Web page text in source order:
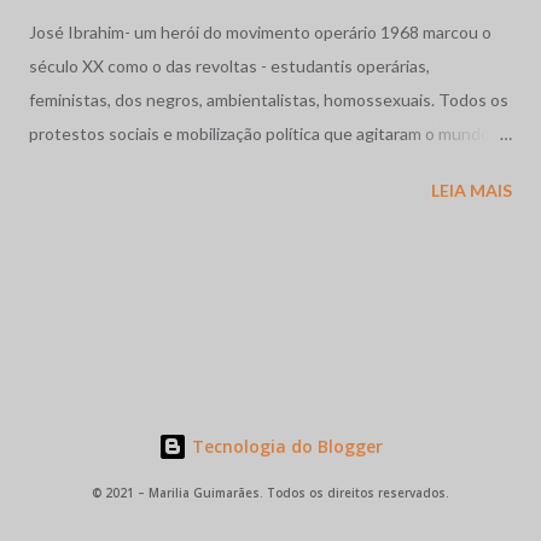
José Ibrahim- um herói do movimento operário 1968 marcou o
século XX como o das revoltas - estudantis operárias,
feministas, dos negros, ambientalistas, homossexuais. Todos os
protestos sociais e mobilização política que agitaram o mundo
massacre dos estudantes na México, a guerra no Vietnã se
suas origens e raízes abalizadas pela particularidade brasileira,
LEIA MAIS
Tecnologia do Blogger
© 2021 – Marilia Guimarães. Todos os direitos reservados.